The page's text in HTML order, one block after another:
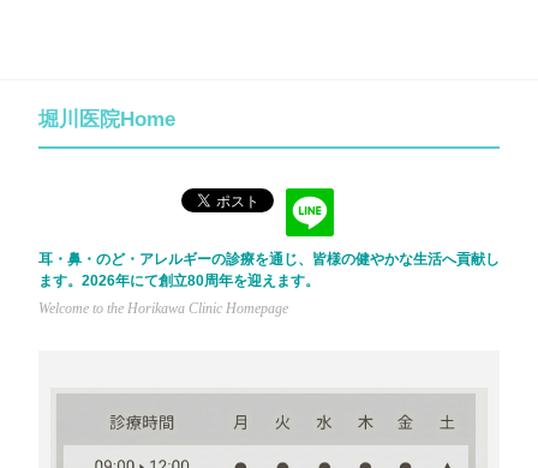
堀川医院Home
耳・鼻・のど・アレルギーの診療を通じ、皆様の健やかな生活へ貢献し
ます。2026年にて創立80周年を迎えます。
Welcome to the Horikawa Clinic Homepage